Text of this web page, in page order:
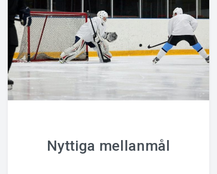
Nyttiga mellanmål